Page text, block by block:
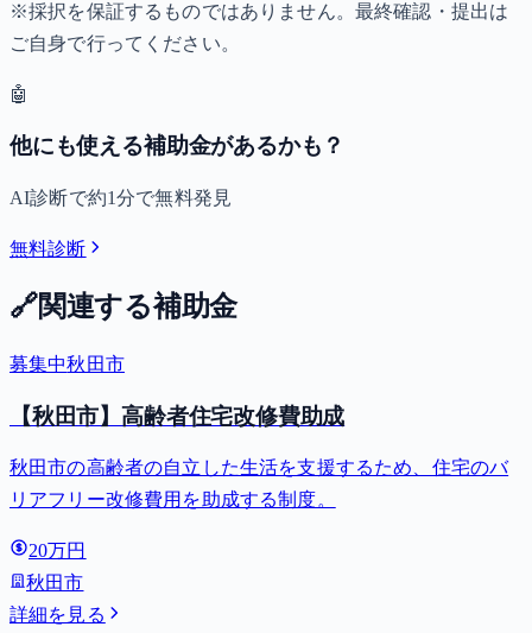
※採択を保証するものではありません。最終確認・提出は
ご自身で行ってください。
🤖
他にも使える補助金があるかも？
AI診断で約1分で無料発見
無料診断
🔗関連する補助金
募集中秋田市
【秋田市】高齢者住宅改修費助成
秋田市の高齢者の自立した生活を支援するため、住宅のバ
リアフリー改修費用を助成する制度。
20万円
秋田市
詳細を見る